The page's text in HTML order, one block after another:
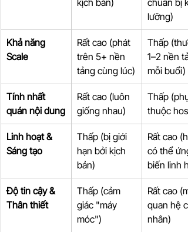
kịch bản)
chuẩn bị
lưỡng)
Khả năng
Scale
Rất cao (phát
trên 5+ nền
tảng cùng lúc)
Thấp
1–2 nền
mỗi buổi)
Tính nhất
quán nội dung
Rất cao (luôn
giống nhau)
Thấp (phụ
thuộc host)
Linh hoạt &
Sáng tạo
Thấp (bị giới
hạn bởi kịch
bản)
Rất cao
có thể ứng
biến linh
Độ tin cậy &
Thân thiết
Thấp (cảm
giác "máy
móc")
Rất cao
quan hệ
nhân)